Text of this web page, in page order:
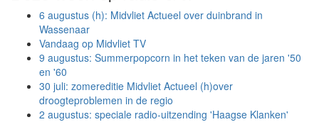
6 augustus (h): Midvliet Actueel over duinbrand in
Wassenaar
Vandaag op Midvliet TV
9 augustus: Summerpopcorn in het teken van de jaren '50
en '60
30 juli: zomereditie Midvliet Actueel (h)over
droogteproblemen in de regio
2 augustus: speciale radio-uitzending 'Haagse Klanken'